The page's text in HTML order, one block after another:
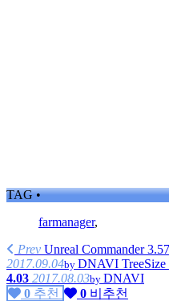
TAG •
farmanager,
Prev Unreal Commander 3.57
2017.09.04by DNAVI
4.03 2017.08.03by DNAVI
0 추천 0 비추천